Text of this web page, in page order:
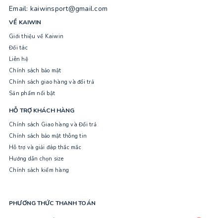
Email: kaiwinsport@gmail.com
VỀ KAIWIN
Giới thiệu về Kaiwin
Đối tác
Liên hệ
Chính sách bảo mật
Chính sách giao hàng và đổi trả
Sản phẩm nổi bật
HỖ TRỢ KHÁCH HÀNG
Chính sách Giao hàng và Đổi trả
Chính sách bảo mật thông tin
Hỗ trợ và giải đáp thắc mắc
Hướng dẫn chọn size
Chính sách kiểm hàng
PHƯƠNG THỨC THANH TOÁN